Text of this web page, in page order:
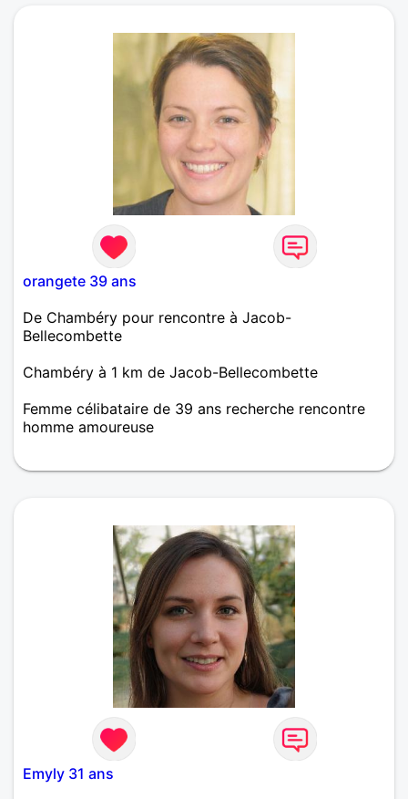
orangete 39 ans
De Chambéry pour rencontre à Jacob-
Bellecombette
Chambéry à 1 km de Jacob-Bellecombette
Femme célibataire de 39 ans recherche rencontre
homme amoureuse
reposer. Un homme intelligent, ayant des valeurs,
Emyly 31 ans